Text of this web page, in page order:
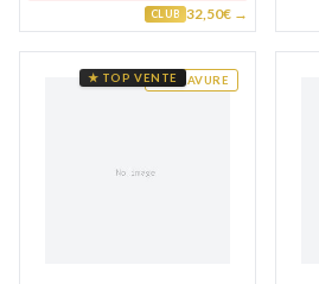
CLUB 32,50€ →
GRAVURE
★ TOP VENTE